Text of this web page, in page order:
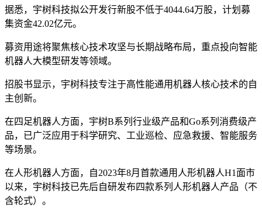
据悉，宇树科技拟公开发行新股不低于4044.64万股，计划募
集资金42.02亿元。
募资用途将聚焦核心技术攻坚与长期战略布局，重点投向智能
机器人大模型研发等领域。
招股书显示，宇树科技专注于高性能通用机器人核心技术的自
主创新。
在四足机器人方面，宇树B系列行业级产品和Go系列消费级产
品，已广泛应用于科学研究、工业巡检、应急救援、智能服务
等场景。
在人形机器人方面，自2023年8月首款通用人形机器人H1面市
以来，宇树科技已先后自研发布四款系列人形机器人产品（不
含轮式）。